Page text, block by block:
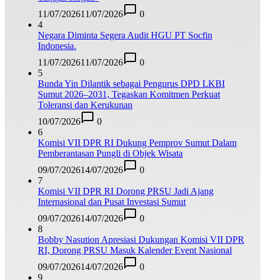
11/07/202611/07/2026
0
4
Negara Diminta Segera Audit HGU PT Socfin
Indonesia.
11/07/202611/07/2026
0
5
Bunda Yin Dilantik sebagai Pengurus DPD LKBI
Sumut 2026–2031, Tegaskan Komitmen Perkuat
Toleransi dan Kerukunan
10/07/2026
0
6
Komisi VII DPR RI Dukung Pemprov Sumut Dalam
Pemberantasan Pungli di Objek Wisata
09/07/202614/07/2026
0
7
Komisi VII DPR RI Dorong PRSU Jadi Ajang
Internasional dan Pusat Investasi Sumut
09/07/202614/07/2026
0
8
Bobby Nasution Apresiasi Dukungan Komisi VII DPR
RI, Dorong PRSU Masuk Kalender Event Nasional
09/07/202614/07/2026
0
9